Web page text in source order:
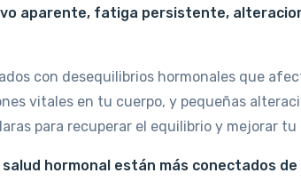
aparente, fatiga persistente,
con desequilibrios hormonales que
vitales en tu cuerpo, y pequeñas
para recuperar el equilibrio y mejorar tu
hormonal están más conectados de